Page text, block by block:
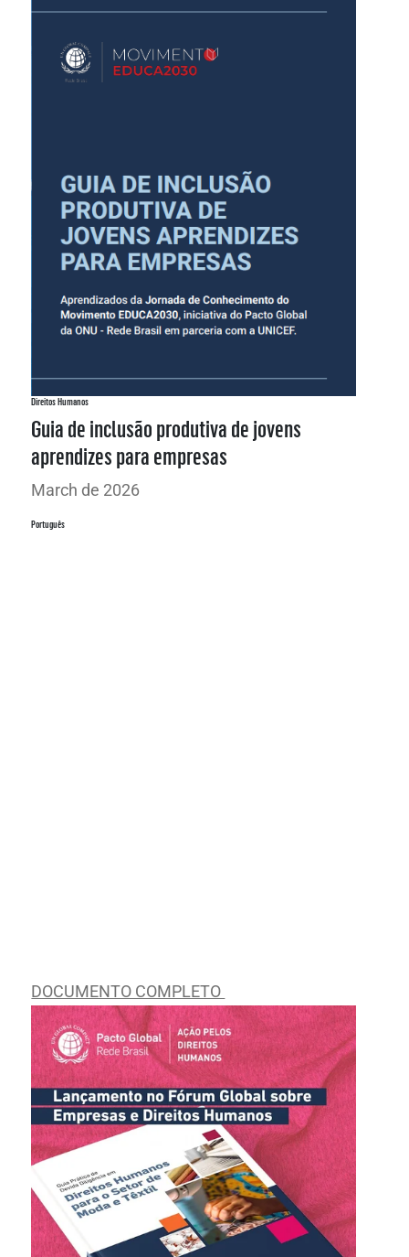
Direitos Humanos
Guia de inclusão produtiva de jovens
aprendizes para empresas
March de 2026
Português
DOCUMENTO COMPLETO